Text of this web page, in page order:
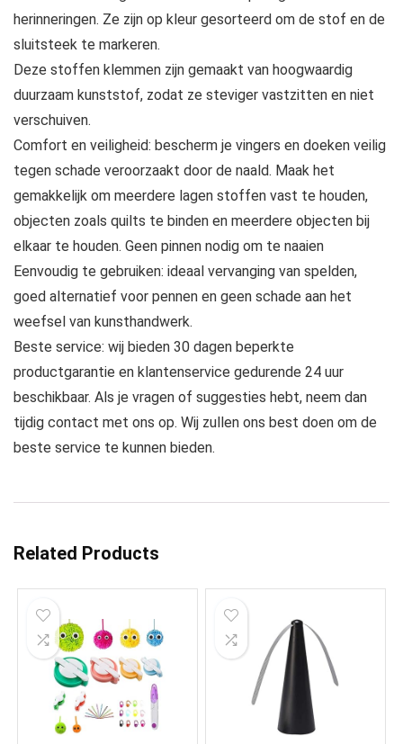
herinneringen. Ze zijn op kleur gesorteerd om de stof en de
sluitsteek te markeren.
Deze stoffen klemmen zijn gemaakt van hoogwaardig
duurzaam kunststof, zodat ze steviger vastzitten en niet
verschuiven.
Comfort en veiligheid: bescherm je vingers en doeken veilig
tegen schade veroorzaakt door de naald. Maak het
gemakkelijk om meerdere lagen stoffen vast te houden,
objecten zoals quilts te binden en meerdere objecten bij
elkaar te houden. Geen pinnen nodig om te naaien
Eenvoudig te gebruiken: ideaal vervanging van spelden,
goed alternatief voor pennen en geen schade aan het
weefsel van kunsthandwerk.
Beste service: wij bieden 30 dagen beperkte
productgarantie en klantenservice gedurende 24 uur
beschikbaar. Als je vragen of suggesties hebt, neem dan
tijdig contact met ons op. Wij zullen ons best doen om de
beste service te kunnen bieden.
Related Products